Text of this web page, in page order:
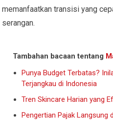
memanfaatkan transisi yang
serangan.
Tambahan bacaan tentang
Punya Budget Terbatas?
Terjangkau di Indonesia
Tren Skincare Harian yang
Pengertian Pajak Langsung